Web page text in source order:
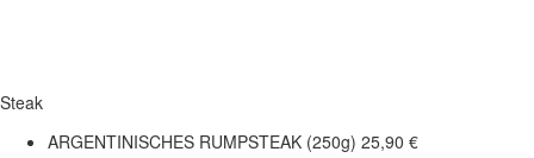
Steak
ARGENTINISCHES RUMPSTEAK (250g) 25,90 €